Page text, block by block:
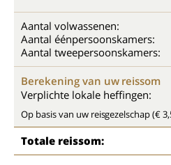
Aantal volwassenen:
Aantal éénpersoonskamers:
Aantal tweepersoonskamers:
Berekening van uw reissom
Verplichte lokale heffingen:
Op basis van uw reisgezelschap (€
Totale reissom: